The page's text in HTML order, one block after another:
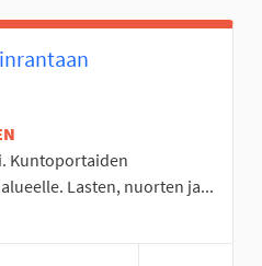
Kuntoportaiden
Lasten, nuorten ja...
Itäinen Seinäjoki